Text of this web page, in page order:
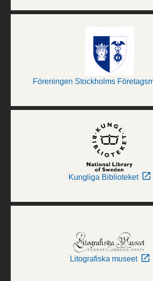
Föreningen Stockholms
Kungliga Biblioteket
Litografiska museet